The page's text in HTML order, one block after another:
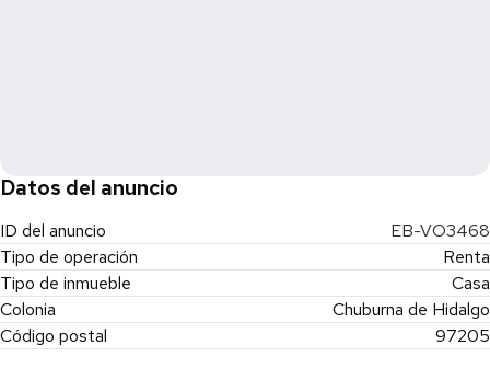
Datos del anuncio
ID del anuncio
EB-VO3468
Tipo de operación
Renta
Tipo de inmueble
Casa
Colonia
Chuburna de Hidalgo
Código postal
97205